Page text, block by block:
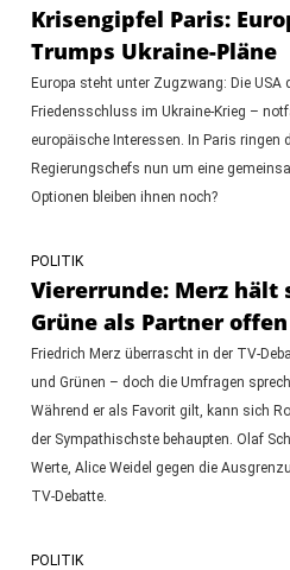
Krisengipfel Paris:
Trumps Ukraine-Pläne
Europa steht unter Zugzwang: Die USA
Friedensschluss im Ukraine-Krieg –
europäische Interessen. In Paris ringen
Regierungschefs nun um eine
Optionen bleiben ihnen noch?
POLITIK
Viererrunde: Merz hält
Grüne als Partner offen
Friedrich Merz überrascht in der TV-
und Grünen – doch die Umfragen
Während er als Favorit gilt, kann sich
der Sympathischste behaupten. Olaf
Werte, Alice Weidel gegen die
TV-Debatte.
POLITIK